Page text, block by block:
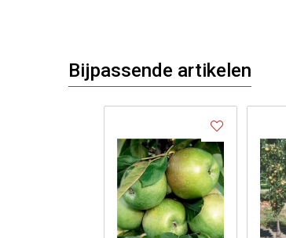
Bijpassende artikelen